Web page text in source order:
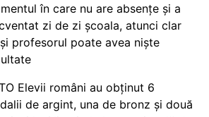
în care nu are absențe și a
zi de zi școala, atunci clar
profesorul poate avea niște
Elevii români au obținut 6
de argint, una de bronz și două